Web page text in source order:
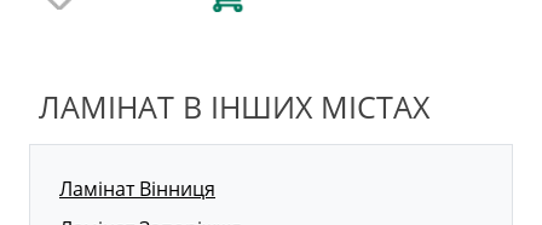
ЛАМІНАТ В ІНШИХ МІСТАХ
Ламінат Вінниця